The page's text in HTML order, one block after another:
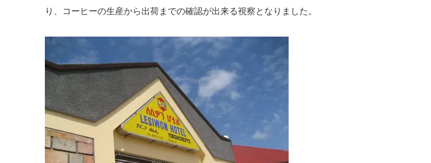
り、コーヒーの生産から出荷までの確認が出来る視察となりました。